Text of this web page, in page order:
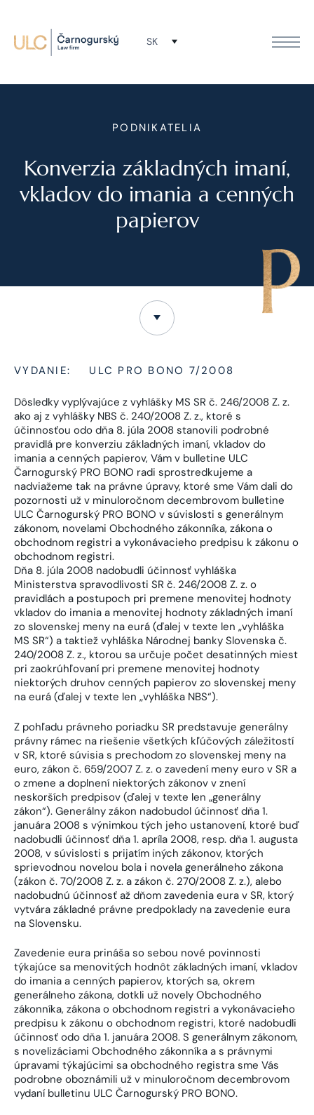
SK
PODNIKATELIA
Konverzia základných imaní,
vkladov do imania a cenných
papierov
VYDANIE: ULC PRO BONO 7/2008
Dôsledky vyplývajúce z vyhlášky MS SR č. 246/2008 Z. z.
ako aj z vyhlášky NBS č. 240/2008 Z. z., ktoré s
účinnosťou odo dňa 8. júla 2008 stanovili podrobné
pravidlá pre konverziu základných imaní, vkladov do
imania a cenných papierov, Vám v bulletine ULC
Čarnogurský PRO BONO radi sprostredkujeme a
nadviažeme tak na právne úpravy, ktoré sme Vám dali do
pozornosti už v minuloročnom decembrovom bulletine
ULC Čarnogurský PRO BONO v súvislosti s generálnym
zákonom, novelami Obchodného zákonníka, zákona o
obchodnom registri a vykonávacieho predpisu k zákonu o
obchodnom registri.
Dňa 8. júla 2008 nadobudli účinnosť vyhláška
Ministerstva spravodlivosti SR č. 246/2008 Z. z. o
pravidlách a postupoch pri premene menovitej hodnoty
vkladov do imania a menovitej hodnoty základných imaní
zo slovenskej meny na eurá (ďalej v texte len „vyhláška
MS SR“) a taktiež vyhláška Národnej banky Slovenska č.
240/2008 Z. z., ktorou sa určuje počet desatinných miest
pri zaokrúhľovaní pri premene menovitej hodnoty
niektorých druhov cenných papierov zo slovenskej meny
na eurá (ďalej v texte len „vyhláška NBS“).
Z pohľadu právneho poriadku SR predstavuje generálny
právny rámec na riešenie všetkých kľúčových záležitostí
v SR, ktoré súvisia s prechodom zo slovenskej meny na
euro, zákon č. 659/2007 Z. z. o zavedení meny euro v SR a
o zmene a doplnení niektorých zákonov v znení
neskorších predpisov (ďalej v texte len „generálny
zákon“). Generálny zákon nadobudol účinnosť dňa 1.
januára 2008 s výnimkou tých jeho ustanovení, ktoré buď
nadobudli účinnosť dňa 1. apríla 2008, resp. dňa 1. augusta
2008, v súvislosti s prijatím iných zákonov, ktorých
sprievodnou novelou bola i novela generálneho zákona
(zákon č. 70/2008 Z. z. a zákon č. 270/2008 Z. z.), alebo
nadobudnú účinnosť až dňom zavedenia eura v SR, ktorý
vytvára základné právne predpoklady na zavedenie eura
na Slovensku.
Zavedenie eura prináša so sebou nové povinnosti
týkajúce sa menovitých hodnôt základných imaní, vkladov
do imania a cenných papierov, ktorých sa, okrem
generálneho zákona, dotkli už novely Obchodného
zákonníka, zákona o obchodnom registri a vykonávacieho
predpisu k zákonu o obchodnom registri, ktoré nadobudli
účinnosť odo dňa 1. januára 2008. S generálnym zákonom,
s novelizáciami Obchodného zákonníka a s právnymi
úpravami týkajúcimi sa obchodného registra sme Vás
podrobne oboznámili už v minuloročnom decembrovom
vydaní bulletinu ULC Čarnogurský PRO BONO.